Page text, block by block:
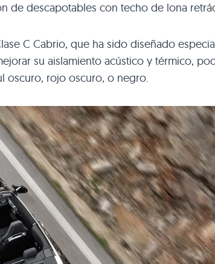
de descapotables con techo de lona
C Cabrio, que ha sido diseñado
su aislamiento acústico y térmico,
oscuro, rojo oscuro, o negro.